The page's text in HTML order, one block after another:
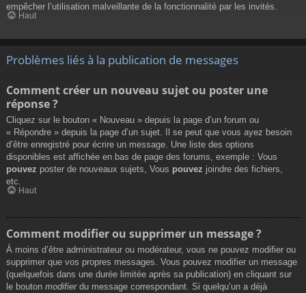
empêcher l’utilisation malveillante de la fonctionnalité par les invités.
Haut
Problèmes liés à la publication de messages
Comment créer un nouveau sujet ou poster une
réponse ?
Cliquez sur le bouton « Nouveau » depuis la page d’un forum ou
« Répondre » depuis la page d’un sujet. Il se peut que vous ayez besoin
d’être enregistré pour écrire un message. Une liste des options
disponibles est affichée en bas de page des forums, exemple : Vous
pouvez poster de nouveaux sujets, Vous pouvez joindre des fichiers,
etc.
Haut
Comment modifier ou supprimer un message ?
À moins d’être administrateur ou modérateur, vous ne pouvez modifier ou
supprimer que vos propres messages. Vous pouvez modifier un message
(quelquefois dans une durée limitée après sa publication) en cliquant sur
le bouton modifierdu message correspondant. Si quelqu’un a déjà